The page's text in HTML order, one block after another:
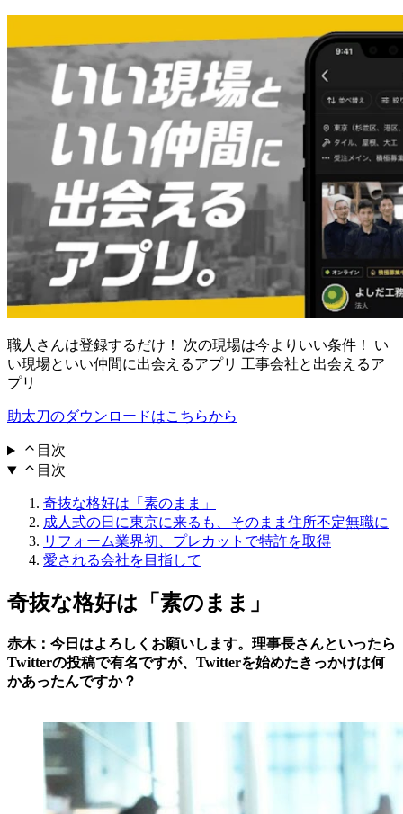
職人さんは登録するだけ！ 次の現場は今よりいい条件！ い
い現場といい仲間に出会えるアプリ 工事会社と出会えるア
プリ
助太刀のダウンロードはこちらから
目次
目次
奇抜な格好は「素のまま」
成人式の日に東京に来るも、そのまま住所不定無職に
リフォーム業界初、プレカットで特許を取得
愛される会社を目指して
奇抜な格好は「素のまま」
赤木：今日はよろしくお願いします。理事長さんといったら
Twitterの投稿で有名ですが、Twitterを始めたきっかけは何
かあったんですか？